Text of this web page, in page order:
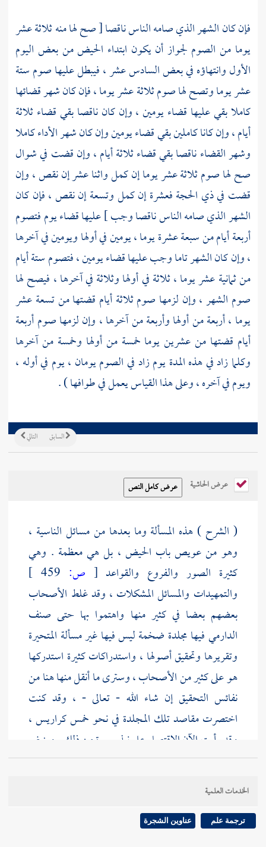
فإن كان الشهر الذي صامه الناس ناقصا [ صح لها منه ثلاثة عشر
يوما من الصوم لجواز أن يكون ابتداء الحيض من بعض اليوم
الأول وانتهاؤه في بعض السادس عشر ، فيبطل عليها صوم ستة
عشر يوما وتصح لها صوم ثلاثة عشر يوما ، فإن كان شهر قضائها
كاملا بقي عليها قضاء يومين ، وإن كان ناقصا بقي قضاء ثلاثة
أيام ، وإن كانا كاملين بقي قضاء يومين وإن كان شهر الأداء كاملا
وشهر القضاء ناقصا بقي قضاء ثلاثة أيام ، وإن قضت في شوال
صح لها صوم ثلاثة عشر يوما إن كمل واثنا عشر إن نقص ، وإن
قضت في ذي الحجة فعشرة إن كمل وتسعة إن نقص ، فإن كان
الشهر الذي صامه الناس ناقصا وجب ] عليها قضاء يوم فتصوم
أربعة أيام من سبعة عشرة يوما ، يومين في أولها ويومين في آخرها
، وإن كان الشهر تاما وجب عليها قضاء يومين ، فتصوم ستة أيام
من ثمانية عشر يوما ، ثلاثة في أولها وثلاثة في آخرها ، فيصح لها
صوم الشهر ، وإن لزمها صوم ثلاثة أيام قضتها من تسعة عشر
يوما ، أربعة من أولها وأربعة من آخرها ، وإن لزمها صوم أربعة
أيام قضتها من عشرين يوما خمسة من أولها وخمسة من آخرها
وكلما زاد في هذه المدة يوم زاد في الصوم يومان ، يوم في أوله ،
ويوم في آخره ، وعلى هذا القياس يعمل في طوافها ) .
التالي السابق
عرض الحاشية
( الشرح ) هذه المسألة وما بعدها من مسائل الناسية ،
وهو من عويص باب الحيض ، بل هي معظمة . وهي
كثيرة الصور والفروع والقواعد [ ص:
والتمهيدات والمسائل المشكلات ، وقد غلط الأصحاب
بعضهم بعضا في كثير منها واهتموا بها حتى صنف
الدارميفيها مجلدة ضخمة ليس فيها غير مسألة المتحيرة
وتقريرها وتحقيق أصولها ، واستدراكات كثيرة استدركها
هو على كثير من الأصحاب ، وسترى ما أنقل منها هنا من
نفائس التحقيق إن شاء الله - تعالى - ، وقد كنت
اختصرت مقاصد تلك المجلدة في نحو خمس كراريس ،
وقد رأيت الآن الاقتصار على نبذ يسيرة من ذلك . وينبغي
للناظر فيها أن يعتني بحفظ ضوابطها وأصولها فيسهل
عليه بعده جميع ما يراه من صورها ، واتفق أصحابنا
المتقدمون والمتأخرون على أن
متحيرة.
الخدمات العلمية
ترجمة علم عناوين الشجرة